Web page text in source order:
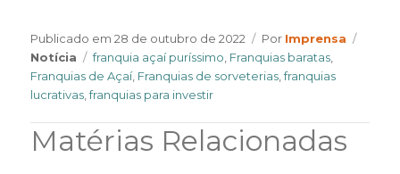
Publicado em28 de outubro de 2022 Por Author
Imprensa
Notícia
Tags
franquia açaí puríssimo Franquias baratas
Franquias de Açaí, Franquias de sorveterias ,franquias
lucrativas ,franquias para investir
Matérias Relacionadas